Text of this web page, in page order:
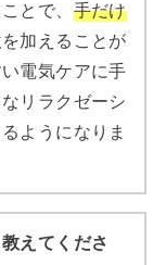
とで、 手だけ
加えることが
電気ケアに手
リラクゼーシ
ようになりま
えてくださ